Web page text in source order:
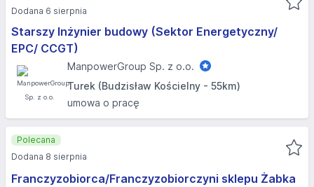
Starszy Inżynier budowy (Sektor Energetyczny/
EPC/ CCGT)
ManpowerGroup Sp. z o.o.
Turek (Budzisław Kościelny - 55km)
umowa o pracę
Dodana 6 sierpnia
Franczyzobiorca/Franczyzobiorczyni sklepu Żabka
Polecana
Dodana 8 sierpnia